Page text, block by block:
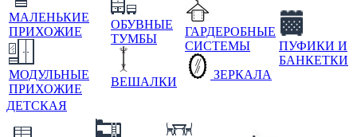
МАЛЕНЬКИЕ
ПРИХОЖИЕ
МОДУЛЬНЫЕ
ПРИХОЖИЕ
ОБУВНЫЕ
ТУМБЫ
ВЕШАЛКИ
ГАРДЕРОБНЫЕ
СИСТЕМЫ
ЗЕРКАЛА
ПУФИКИ И
БАНКЕТКИ
ДЕТСКАЯ